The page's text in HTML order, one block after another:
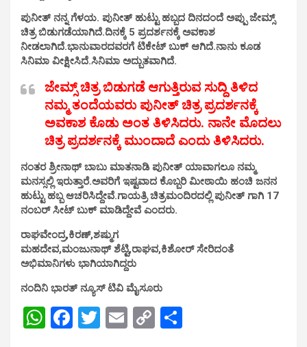
ಪುನೀತ್ ನನ್ನ ಗೆಳಯ. ಪುನೀತ್ ಹುಟ್ಟು ಹಬ್ಬದ ದಿನದಂದೆ ಅಪ್ಪು ಜೇಮ್ಸ್
ಚಿತ್ರ ಬಿಡುಗಡೆಯಾಗಿದೆ.ದಿನಕ್ಕೆ 5 ಪ್ರದರ್ಶನಕ್ಕೆ ಅವಕಾಶ
ನೀಡಲಾಗಿದೆ.ಭಾನುವಾರದವರಗೆ ಟಿಕೇಟ್ ಬುಕ್ ಆಗಿದೆ.ನಾನು ಕೂಡ
ಸಿನಿಮಾ ವೀಕ್ಷೀಸಿದೆ.ಸಿನಿಮಾ ಅದ್ಬುತವಾಗಿದೆ.
ಜೇಮ್ಸ್ ಚಿತ್ರ ಬಿಡುಗಡೆ ಆಗುತ್ತಿರುವ ಸುದ್ದಿ ತಿಳಿದ
ನಮ್ಮ ತಂದೆಯವರು ಪುನೀತ್ ಚಿತ್ರ ಪ್ರದರ್ಶನಕ್ಕೆ
ಅವಕಾಶ ಕೊಡು ಅಂತ ತಿಳಿಸಿದರು. ನಾನೇ ಮೊದಲು
ಚಿತ್ರ ಪ್ರದರ್ಶನಕ್ಕೆ ಮುಂದಾದೆ ಎಂದು ತಿಳಿಸಿದರು.
ನಂತರ ಶ್ರೀನಾಥ್ ಬಾಬು ಮಾತನಾಡಿ ಪುನೀತ್ ಯಾವಾಗಲೂ ನಮ್ಮ
ಮನಸ್ಸಲ್ಲಿ ಇರುತ್ತಾರೆ.ಅವರಿಗೆ ಇಷ್ಟವಾದ ಕೊಬ್ಬರಿ ಮೀಠಾಯಿ ಹಂಚಿ ಜನನ
ಹುಟ್ಟು ಹಬ್ಬ ಆಚರಿಸಿದ್ದೇವೆ.ಗಾಯತ್ರಿ ಚಿತ್ರಮಂದಿರದಲ್ಲಿ ಪುನೀತ್ ಗಾಗಿ 17
ನಂಬರ್ ಸೀಟ್ ಬುಕ್ ಮಾಡಿದ್ದೇವೆ ಎಂದರು.
ರಾಘವೇಂದ್ರ,ಕಿರಣ್,ಶಷ್ಮುಗ
ಮಹದೇವ,ಮಂಜುನಾಥ್ ಶೆಟ್ಟಿ,ರಾಘವ,ಕಿಶೋರ್ ಸೇರಿದಂತೆ
ಅಭಿಮಾನಿಗಳು ಭಾಗಿಯಾಗಿದ್ದರು
ನಂದಿನಿ ಭಾರತ್ ನ್ಯೂಸ್ ಟಿವಿ ಮೈಸೂರು
W F
T
E
C